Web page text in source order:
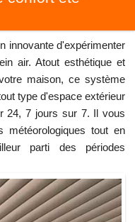
innovante d'expérimenter
air. Atout esthétique et
maison, ce système
type d'espace extérieur
24, 7 jours sur 7. Il vous
météorologiques tout en
parti des périodes